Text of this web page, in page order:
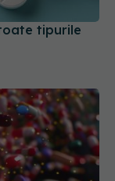
tipurile